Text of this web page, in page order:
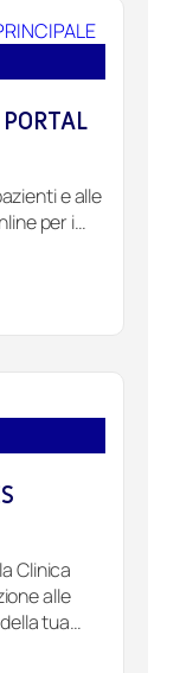
e alle
per i…
Clinica
alle
tua…